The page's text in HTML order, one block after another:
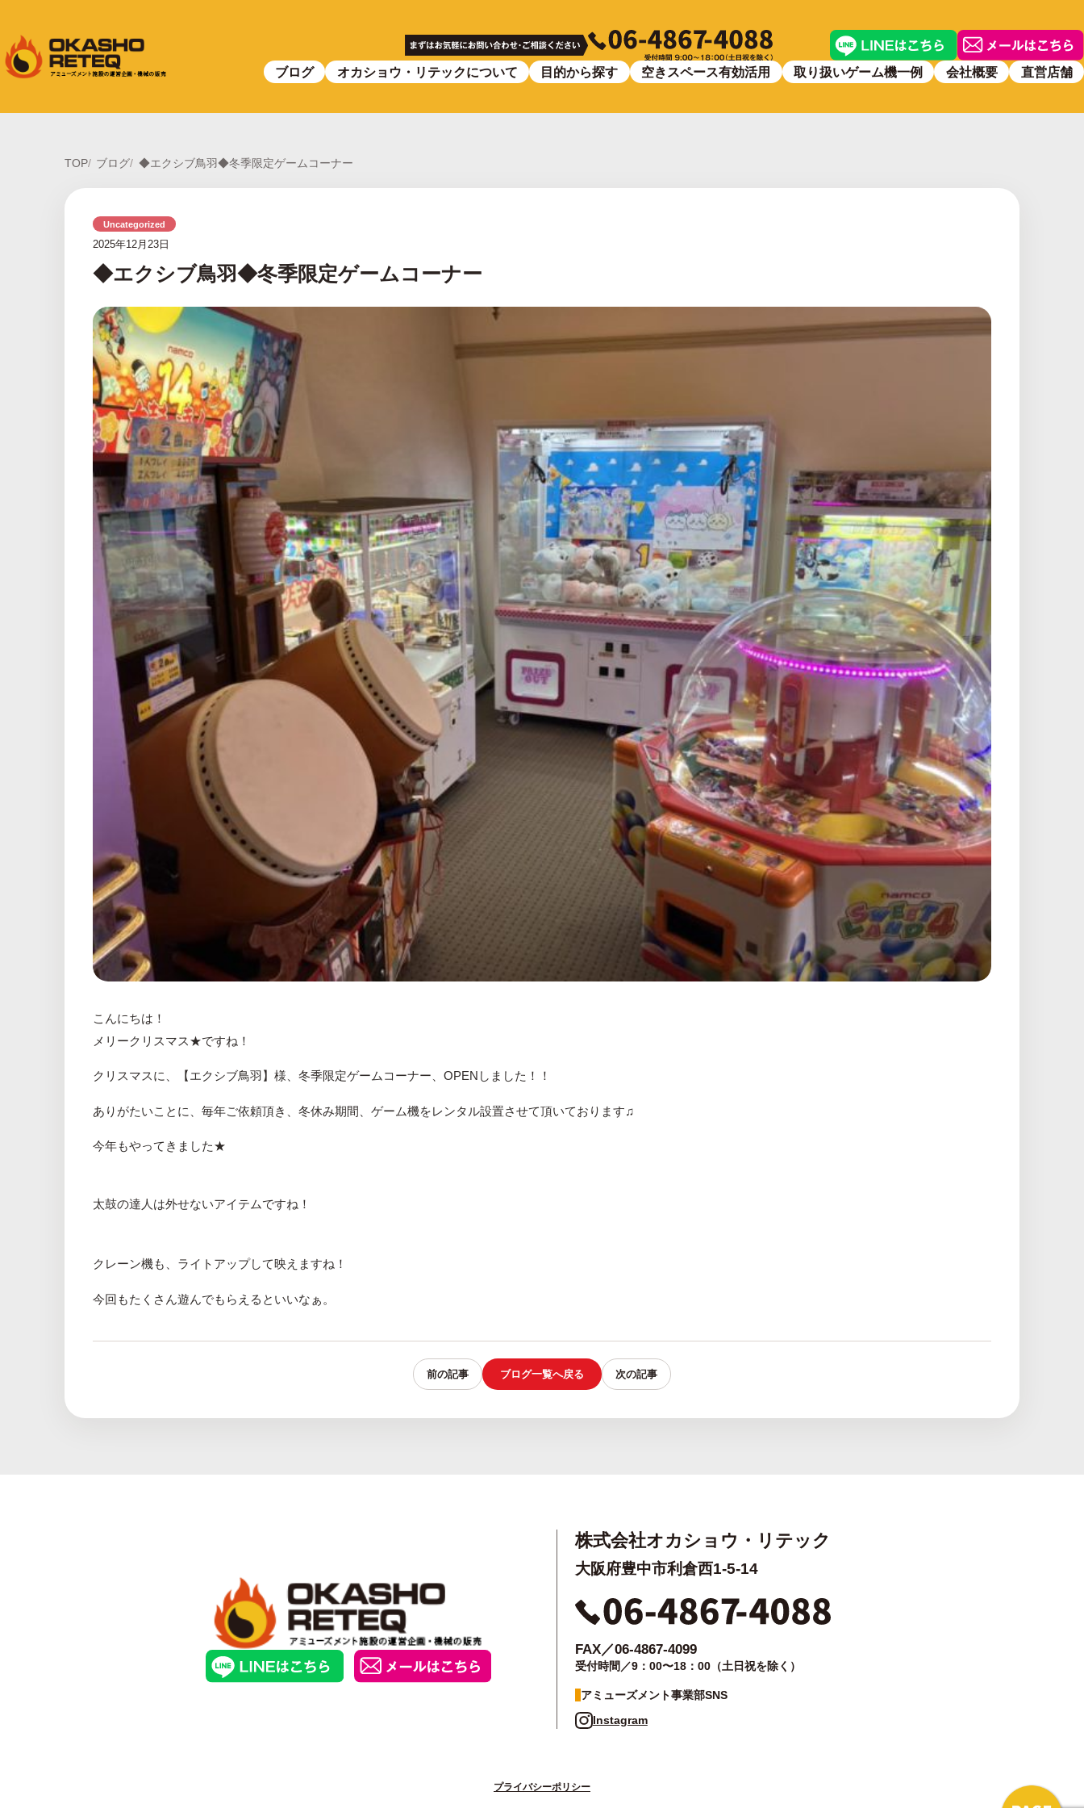
ブログ オカショウ・リテックについて 目的から探す 空きスペース有効活用 取り扱いゲーム機一例 会社概要 直営店舗
TOP ブログ ◆エクシブ鳥羽◆冬季限定ゲームコーナー
Uncategorized
2025年12月23日
◆エクシブ鳥羽◆冬季限定ゲームコーナー
こんにちは！
メリークリスマス★ですね！
クリスマスに、【エクシブ鳥羽】様、冬季限定ゲームコーナー、OPENしました！！
ありがたいことに、毎年ご依頼頂き、冬休み期間、ゲーム機をレンタル設置させて頂いております♫
今年もやってきました★
太鼓の達人は外せないアイテムですね！
クレーン機も、ライトアップして映えますね！
今回もたくさん遊んでもらえるといいなぁ。
前の記事 ブログ一覧へ戻る 次の記事
株式会社オカショウ・リテック
大阪府豊中市利倉西1-5-14
FAX／06-4867-4099
受付時間／9：00〜18：00（土日祝を除く）
アミューズメント事業部SNS
Instagram
プライバシーポリシー